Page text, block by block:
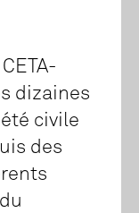
dizaines
civile
des